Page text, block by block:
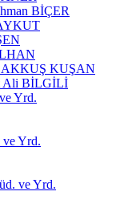
BİÇER
AKKUŞ KUŞAN
Ali BİLGİLİ
Yrd.
ve Yrd.
ve Yrd.